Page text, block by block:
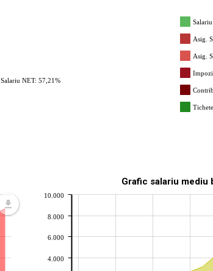
Salariu NET: 57,21%
Asig.
Asig.
Grafic salariu mediu
4.000
6.000
8.000
10.000